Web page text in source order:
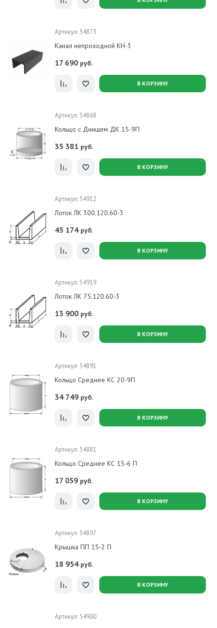
Артикул: 54873
Канал непроходной КН-3
17 690 руб.
В КОРЗИНУ
Артикул: 54868
Кольцо с Днищем ДК 15-9П
35 381 руб.
В КОРЗИНУ
Артикул: 54912
Лоток ЛК 300.120.60-3
45 174 руб.
В КОРЗИНУ
Артикул: 54919
Лоток ЛК 75.120.60-3
13 900 руб.
В КОРЗИНУ
Артикул: 54891
Кольцо Среднее КС 20-9П
34 749 руб.
В КОРЗИНУ
Артикул: 54881
Кольцо Среднее КС 15-6 П
17 059 руб.
В КОРЗИНУ
Артикул: 54897
Крышка ПП 15-2 П
18 954 руб.
В КОРЗИНУ
Артикул: 54900